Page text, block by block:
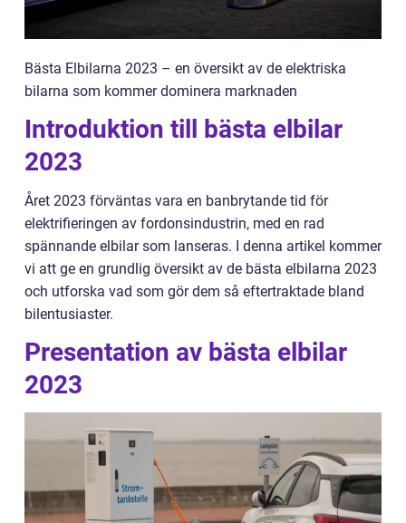
Bästa Elbilarna 2023 – en översikt av de elektriska
bilarna som kommer dominera marknaden
Introduktion till bästa elbilar
2023
Året 2023 förväntas vara en banbrytande tid för
elektrifieringen av fordonsindustrin, med en rad
spännande elbilar som lanseras. I denna artikel kommer
vi att ge en grundlig översikt av de bästa elbilarna 2023
och utforska vad som gör dem så eftertraktade bland
bilentusiaster.
Presentation av bästa elbilar
2023